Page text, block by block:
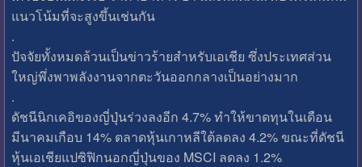
แนวโน้มที่จะสูงขึ้นเช่นกัน
.
ปัจจัยทั้งหมดล้วนเป็นข่าวร้ายสำหรับเอเชีย ซึ่งประเทศส่วน
ใหญ่พึ่งพาพลังงานจากตะวันออกกลางเป็นอย่างมาก
.
ดัชนีนิกเคอิของญี่ปุ่นร่วงลงอีก 4.7% ทำให้ขาดทุนในเดือน
มีนาคมเกือบ 14% ตลาดหุ้นเกาหลีใต้ลดลง 4.2% ขณะที่ดัชนี
หุ้นเอเชียแปซิฟิกนอกญี่ปุ่นของ MSCI ลดลง 1.2%